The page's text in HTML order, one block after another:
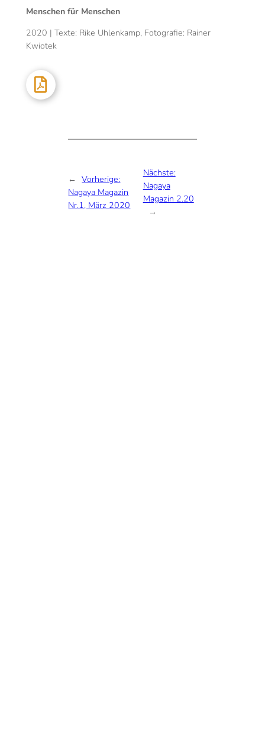
Menschen für Menschen
2020 | Texte: Rike Uhlenkamp, Fotografie: Rainer
Kwiotek
←
Vorherige:
Nagaya Magazin
Nr.1, März 2020
Nächste:
Nagaya
Magazin 2.20
→